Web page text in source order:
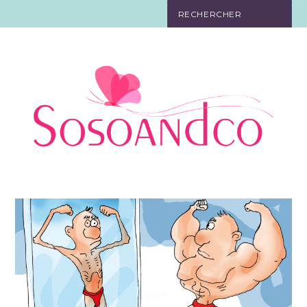
SO EN FORME
SO IN LOVE
SO HIGH-TECH
SO PRATIQUE
CONTACT